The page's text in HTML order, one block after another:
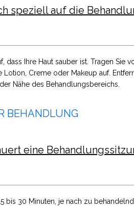
speziell auf die
dass Ihre Haut sauber ist. Tragen Sie
Lotion, Creme oder Makeup auf.
Nähe des Behandlungsbereichs.
BEHANDLUNG
eine
bis 30 Minuten, je nach zu